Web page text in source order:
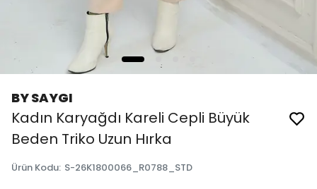
BY SAYGI
Kadın Karyağdı Kareli Cepli Büyük
Beden Triko Uzun Hırka
Ürün Kodu: S-26K1800066_R0788_STD